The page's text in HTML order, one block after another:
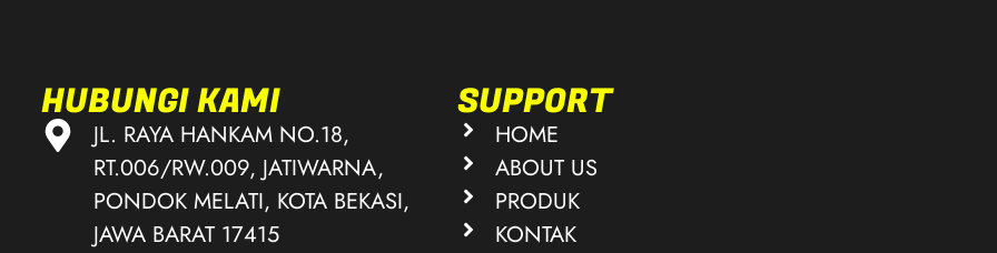
HUBUNGI KAMI
JL. RAYA HANKAM NO.18,
RT.006/RW.009, JATIWARNA,
PONDOK MELATI, KOTA BEKASI,
JAWA BARAT 17415
SUPPORT
HOME
ABOUT US
PRODUK
KONTAK